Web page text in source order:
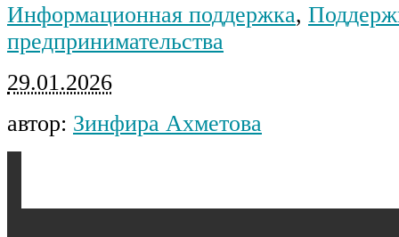
Информационная поддержка,
предпринимательства
29.01.2026
автор: Зинфира Ахметова